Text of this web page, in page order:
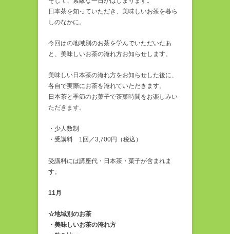
日本茶を知っていただき、美味しいお茶を暮ら
しのなかに。
今回はの地域別のお茶を学んでいただいたあ
と、美味しいお茶の淹れ方お知らせします。
美味しい日本茶の淹れ方をお知らせした後に、
各自で実際にお茶を淹れていただきます。
日本茶と季節のお菓子で茶菓時間をお楽しみい
ただきます。
・少人数制
・受講料 1回／3,700円（税込）
受講料には講座代・日本茶・菓子が含まれま
す。
11月
☆地域別のお茶
・美味しいお茶の淹れ方